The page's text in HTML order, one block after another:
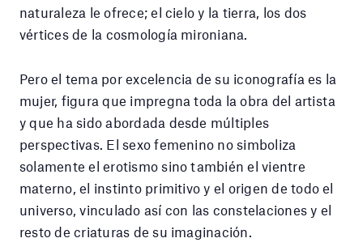
naturaleza le ofrece; el cielo y la tierra, los dos
vértices de la cosmología mironiana.
Pero el tema por excelencia de su iconografía es la
mujer, figura que impregna toda la obra del artista
y que ha sido abordada desde múltiples
perspectivas. El sexo femenino no simboliza
solamente el erotismo sino también el vientre
materno, el instinto primitivo y el origen de todo el
universo, vinculado así con las constelaciones y el
resto de criaturas de su imaginación.